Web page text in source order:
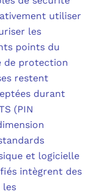
utiliser
les
points du
de protection
restent
durant
(PIN
et logicielle
intègrent des
les